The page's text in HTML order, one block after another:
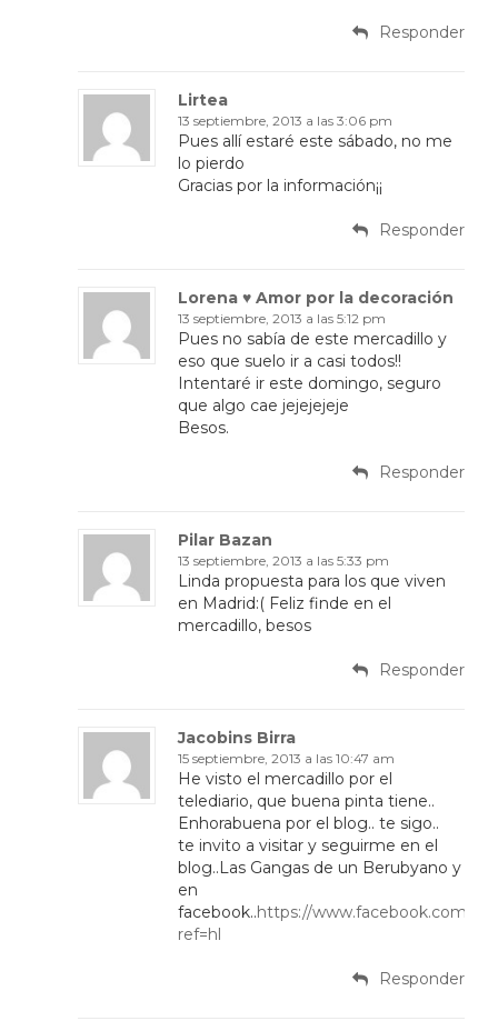
Responder
Lirtea
13 septiembre, 2013 a las 3:06 pm
Pues allí estaré este sábado, no me
lo pierdo
Gracias por la información¡¡
Responder
Lorena ♥ Amor por la decoración
13 septiembre, 2013 a las 5:12 pm
Pues no sabía de este mercadillo y
eso que suelo ir a casi todos!!
Intentaré ir este domingo, seguro
que algo cae jejejejeje
Besos.
Responder
Pilar Bazan
13 septiembre, 2013 a las 5:33 pm
Linda propuesta para los que viven
en Madrid:( Feliz finde en el
mercadillo, besos
Responder
Jacobins Birra
15 septiembre, 2013 a las 10:47 am
He visto el mercadillo por el
telediario, que buena pinta tiene..
Enhorabuena por el blog.. te sigo..
te invito a visitar y seguirme en el
blog..Las Gangas de un Berubyano y
en
facebook..https://www.facebook.com/
ref=hl
Responder